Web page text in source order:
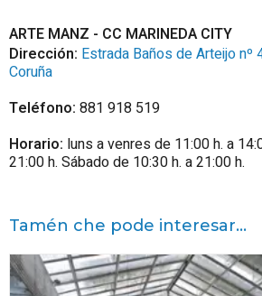
ARTE MANZ - CC MARINEDA CITY
Dirección: Estrada Baños de Arteijo nº
Coruña
Teléfono: 881 918 519
Horario: luns a venres de 11:00 h. a
21:00 h. Sábado de 10:30 h. a 21:00 h.
Tamén che pode interesar...